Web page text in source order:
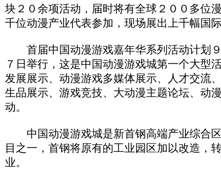
块２０余项活动，届时将有全球２００多位
千位动漫产业代表参加，现场展出上千幅国
首届中国动漫游戏嘉年华系列活动计划
７日举行，这是中国动漫游戏城第一个大型
发展展示、动漫游戏多媒体展示、人才交流
生品展示、游戏竞技、大动漫主题论坛、动
动。
中国动漫游戏城是新首钢高端产业综合
目之一，首钢将原有的工业园区加以改造，
业。